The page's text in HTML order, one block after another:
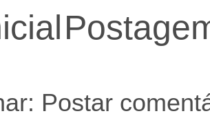
Postar